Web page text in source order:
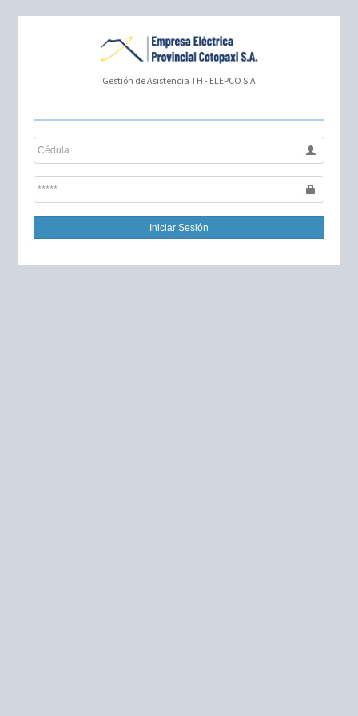
Gestión de Asistencia TH - ELEPCO S.A
Iniciar Sesión